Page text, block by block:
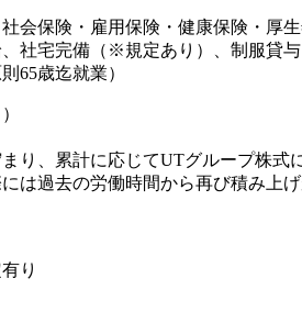
会保険・雇用保険・健康保険・厚
社宅完備（※規定あり）、制服貸
65歳迄就業）
り、累計に応じてUTグループ株式
には過去の労働時間から再び積み上
り